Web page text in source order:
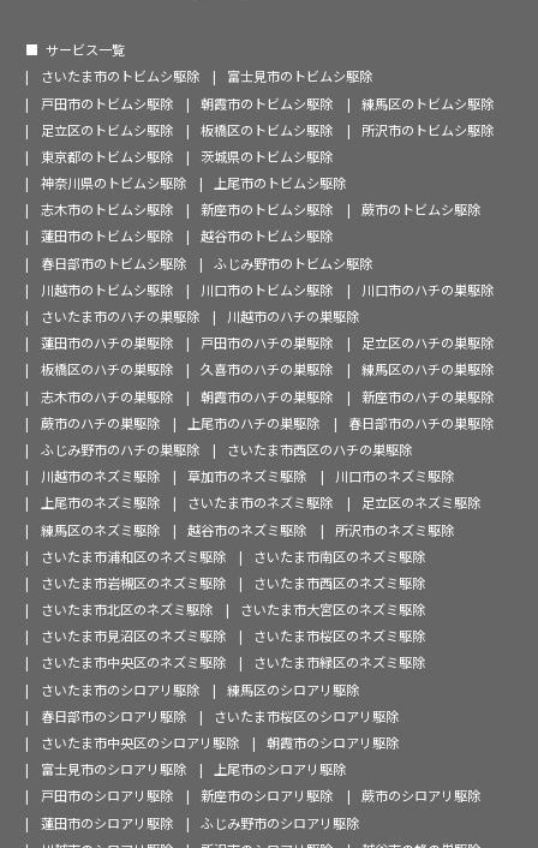
サービス一覧
さいたま市のトビムシ駆除
富士見市のトビムシ駆除
戸田市のトビムシ駆除
朝霞市のトビムシ駆除
練馬区のトビムシ駆除
足立区のトビムシ駆除
板橋区のトビムシ駆除
所沢市のトビムシ駆除
東京都のトビムシ駆除
茨城県のトビムシ駆除
神奈川県のトビムシ駆除
上尾市のトビムシ駆除
志木市のトビムシ駆除
新座市のトビムシ駆除
蕨市のトビムシ駆除
蓮田市のトビムシ駆除
越谷市のトビムシ駆除
春日部市のトビムシ駆除
ふじみ野市のトビムシ駆除
川越市のトビムシ駆除
川口市のトビムシ駆除
川口市のハチの巣駆除
さいたま市のハチの巣駆除
川越市のハチの巣駆除
蓮田市のハチの巣駆除
戸田市のハチの巣駆除
足立区のハチの巣駆除
板橋区のハチの巣駆除
久喜市のハチの巣駆除
練馬区のハチの巣駆除
志木市のハチの巣駆除
朝霞市のハチの巣駆除
新座市のハチの巣駆除
蕨市のハチの巣駆除
上尾市のハチの巣駆除
春日部市のハチの巣駆除
ふじみ野市のハチの巣駆除
さいたま市西区のハチの巣駆除
川越市のネズミ駆除
草加市のネズミ駆除
川口市のネズミ駆除
上尾市のネズミ駆除
さいたま市のネズミ駆除
足立区のネズミ駆除
練馬区のネズミ駆除
越谷市のネズミ駆除
所沢市のネズミ駆除
さいたま市浦和区のネズミ駆除
さいたま市南区のネズミ駆除
さいたま市岩槻区のネズミ駆除
さいたま市西区のネズミ駆除
さいたま市北区のネズミ駆除
さいたま市大宮区のネズミ駆除
さいたま市見沼区のネズミ駆除
さいたま市桜区のネズミ駆除
さいたま市中央区のネズミ駆除
さいたま市緑区のネズミ駆除
さいたま市のシロアリ駆除
練馬区のシロアリ駆除
春日部市のシロアリ駆除
さいたま市桜区のシロアリ駆除
さいたま市中央区のシロアリ駆除
朝霞市のシロアリ駆除
富士見市のシロアリ駆除
上尾市のシロアリ駆除
戸田市のシロアリ駆除
新座市のシロアリ駆除
蕨市のシロアリ駆除
蓮田市のシロアリ駆除
ふじみ野市のシロアリ駆除